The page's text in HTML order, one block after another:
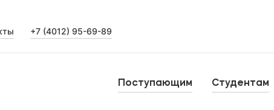
+7 (4012) 95-69-89
Поступающим Студентам